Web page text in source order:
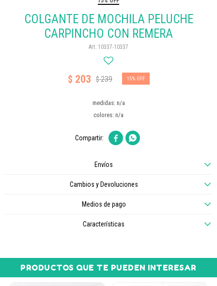
COLGANTE DE MOCHILA PELUCHE
CARPINCHO CON REMERA
10337-10337
$ 203 $239 15
medidas: n/a
colores: n/a
 
Envíos
Cambios y Devoluciones
Medios de pago
Características
PRODUCTOS QUE TE PUEDEN INTERESAR